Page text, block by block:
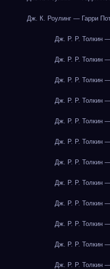
Дж. К. Роулинг — Гарри
Дж. Р. Р. Толкин
Дж. Р. Р. Толкин
Дж. Р. Р. Толкин
Дж. Р. Р. Толкин
Дж. Р. Р. Толкин
Дж. Р. Р. Толкин
Дж. Р. Р. Толкин
Дж. Р. Р. Толкин
Дж. Р. Р. Толкин
Дж. Р. Р. Толкин
Дж. Р. Р. Толкин
Дж. Р. Р. Толкин